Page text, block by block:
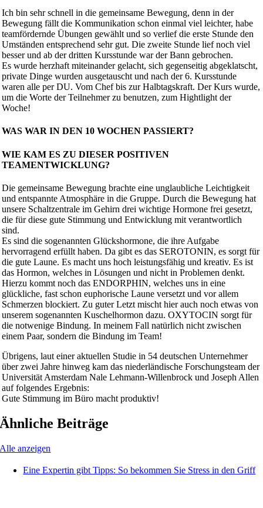
Ich bin sehr schnell in die gemeinsame Bewegung, denn in der
Bewegung fällt die Kommunikation schon einmal viel leichter, habe
teamfördernde Übungen gewählt und so verlief die erste Stunde den
Umständen entsprechend sehr gut. Die zweite Stunde lief noch viel
besser und ab der dritten Kursstunde war der Bann gebrochen.
Es wurde herzhaft miteinander gelacht, sich gegenseitig abgeklatscht,
private Dinge wurden ausgetauscht und nach der 6. Kursstunde
waren alle per DU. Vom Chef bis zur Halbtagskraft. Der Kurs wurde,
um die Worte der Teilnehmer zu benutzen, zum Hightlight der
Woche!
WAS WAR IN DEN 10 WOCHEN PASSIERT?
WIE KAM ES ZU DIESER POSITIVEN
TEAMENTWICKLUNG?
Die gemeinsame Bewegung brachte eine unglaubliche Leichtigkeit
und entspannte Atmosphäre in die Gruppe. Durch die Bewegung hat
unsere Schaltzentrale im Gehirn drei wichtige Hormone frei gesetzt,
die für diese gute Stimmung und Entwicklung mit verantwortlich
sind.
Es sind die sogenannten Glückshormone, die ihre Aufgabe
hervorragend erfüllt haben. Da gibt es das SEROTONIN, es sorgt für
die gute Laune. Es macht uns hoch leistungsfähig und kreativ. Es ist
das Hormon, welches in Lösungen und nicht in Problemen denkt.
Hierzu kommt noch das ENDORPHIN, welches uns in eine
glückliche, fast schon euphorische Laune versetzt und vor allem
Schmerzen blockiert. Zu guter Letzt mischt hier auch noch etwas von
unserem sogenannten Kuschelhormon dazu. OXYTOCIN sorgt für
die notwenige Bindung. In meinem Fall natürlich nicht zwischen
einem Paar, sondern die Bindung im Team!
Übrigens, laut einer aktuellen Studie in 54 deutschen Unternehmer
über zwei Jahre hinweg kam das niederländische Forschungsteam der
Universität Amsterdam Nale Lehmann-Willenbrock und Joseph Allen
auf folgendes Ergebnis:
Gute Stimmung im Büro macht produktiv!
Ähnliche Beiträge
Alle anzeigen
Eine Expertin gibt Tipps: So bekommen Sie Stress in den Griff